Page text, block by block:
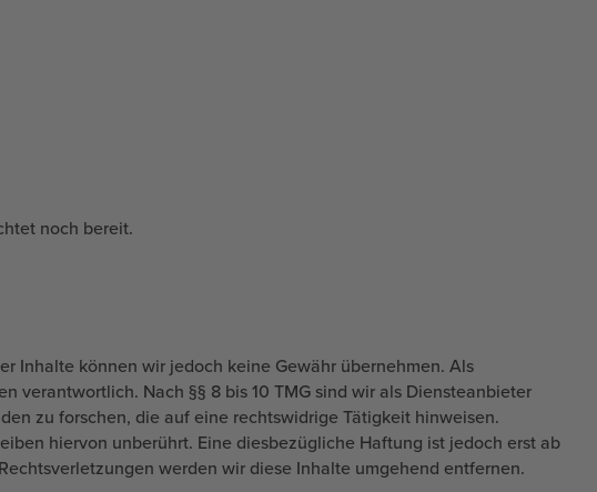
noch bereit.
Inhalte können wir jedoch keine Gewähr übernehmen. Als
verantwortlich. Nach §§ 8 bis 10 TMG sind wir als Diensteanbieter
zu forschen, die auf eine rechtswidrige Tätigkeit hinweisen.
hiervon unberührt. Eine diesbezügliche Haftung ist jedoch erst ab
werden wir diese Inhalte umgehend entfernen.